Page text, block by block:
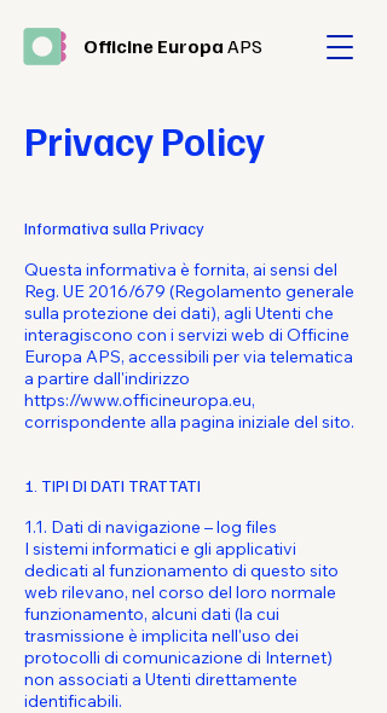
Officine Europa APS
Privacy Policy
Informativa sulla Privacy
Questa informativa è fornita, ai sensi del
Reg. UE 2016/679 (Regolamento generale
sulla protezione dei dati), agli Utenti che
interagiscono con i servizi web di Officine
Europa APS, accessibili per via telematica
a partire dall'indirizzo
https://www.officineuropa.eu,
corrispondente alla pagina iniziale del sito.
1. TIPI DI DATI TRATTATI
1.1. Dati di navigazione – log files
I sistemi informatici e gli applicativi
dedicati al funzionamento di questo sito
web rilevano, nel corso del loro normale
funzionamento, alcuni dati (la cui
trasmissione è implicita nell'uso dei
protocolli di comunicazione di Internet)
non associati a Utenti direttamente
identificabili.